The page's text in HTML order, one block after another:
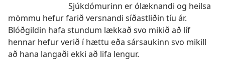
Sjúkdómurinn er ólæknandi og heilsa
mömmu hefur farið versnandi síðastliðin tíu ár.
Blóðgildin hafa stundum lækkað svo mikið að líf
hennar hefur verið í hættu eða sársaukinn svo mikill
að hana langaði ekki að lifa lengur.